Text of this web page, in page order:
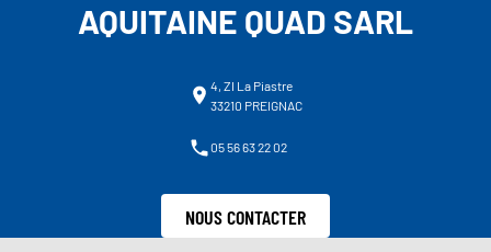
AQUITAINE QUAD SARL
4, ZI La Piastre
33210 PREIGNAC
05 56 63 22 02
NOUS CONTACTER